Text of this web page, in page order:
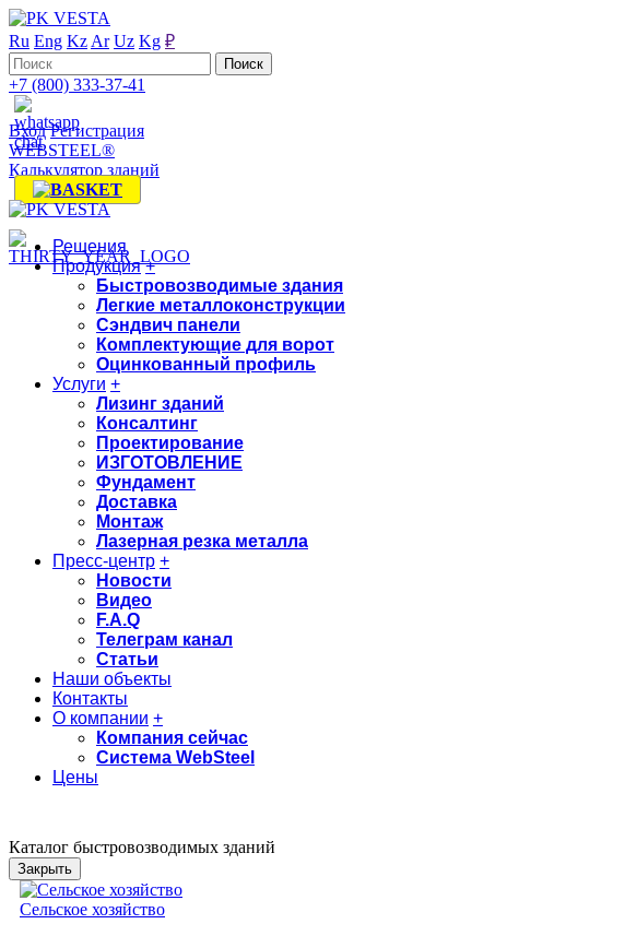
Ru Eng Kz Ar Uz Kg ₽
+7 (800) 333-37-41
Вход Регистрация
WEBSTEEL®
Калькулятор зданий
Решения
Продукция +
Быстровозводимые здания
Легкие металлоконструкции
Сэндвич панели
Комплектующие для ворот
Оцинкованный профиль
Услуги +
Лизинг зданий
Консалтинг
Проектирование
ИЗГОТОВЛЕНИЕ
Фундамент
Доставка
Монтаж
Лазерная резка металла
Пресс-центр +
Новости
Видео
F.A.Q
Телеграм канал
Статьи
Наши объекты
Контакты
О компании +
Компания сейчас
Система WebSteel
Цены
Каталог быстровозводимых зданий
Закрыть
Сельское хозяйство